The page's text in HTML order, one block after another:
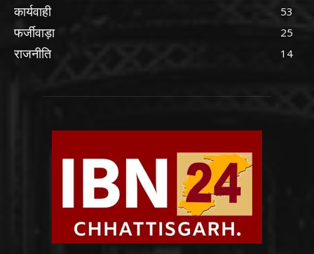
कार्यवाही 53
फर्जीवाड़ा 25
राजनीति 14